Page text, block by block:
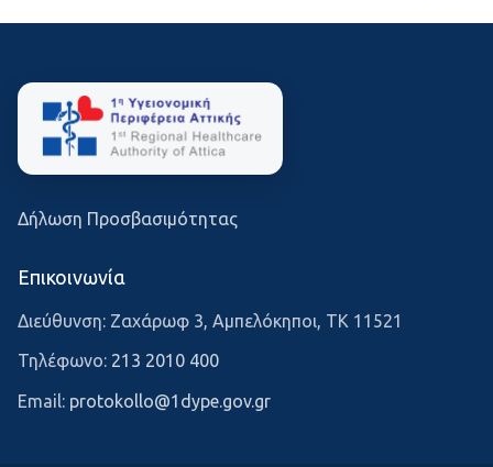
Δήλωση Προσβασιμότητας
Επικοινωνία
Διεύθυνση: Ζαχάρωφ 3, Αμπελόκηποι, ΤΚ 11521
Τηλέφωνο: 213 2010 400
Email: protokollo@1dype.gov.gr